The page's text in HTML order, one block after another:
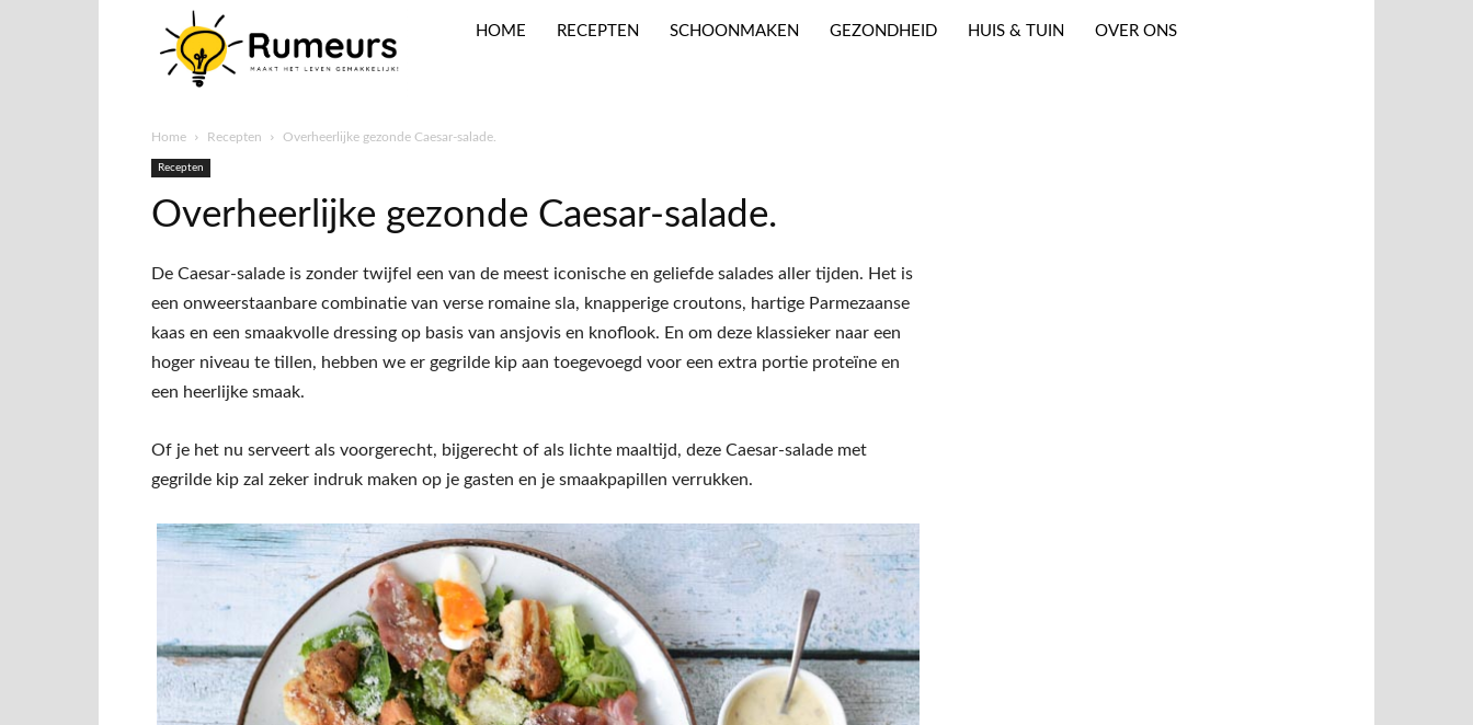
HOME RECEPTEN SCHOONMAKEN GEZONDHEID HUIS & TUIN OVER ONS
Home Recepten Overheerlijke gezonde Caesar-salade.
Recepten
Overheerlijke gezonde Caesar-salade.
De Caesar-salade is zonder twijfel een van de meest iconische en geliefde salades aller tijden. Het is
een onweerstaanbare combinatie van verse romaine sla, knapperige croutons, hartige Parmezaanse
kaas en een smaakvolle dressing op basis van ansjovis en knoflook. En om deze klassieker naar een
hoger niveau te tillen, hebben we er gegrilde kip aan toegevoegd voor een extra portie proteïne en
een heerlijke smaak.
Of je het nu serveert als voorgerecht, bijgerecht of als lichte maaltijd, deze Caesar-salade met
gegrilde kip zal zeker indruk maken op je gasten en je smaakpapillen verrukken.